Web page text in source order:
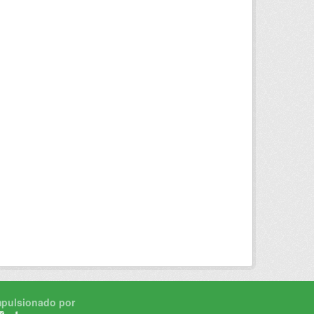
por